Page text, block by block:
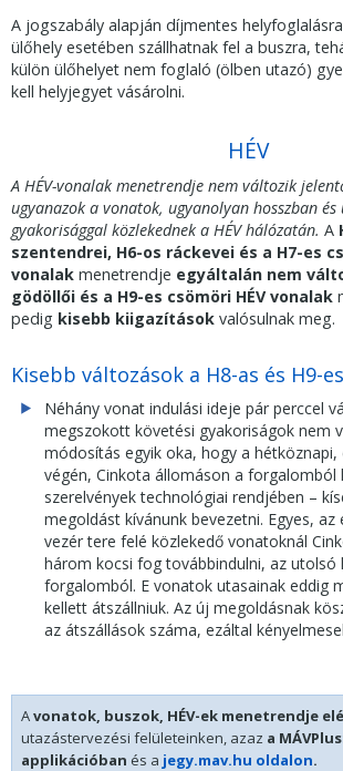
A jogszabály alapján díjmentes
ülőhely esetében szállhatnak fel a buszra,
külön ülőhelyet nem foglaló (ölben utazó)
kell helyjegyet vásárolni.
HÉV
A HÉV-vonalak menetrendje nem változik
ugyanazok a vonatok, ugyanolyan hosszban és
gyakorisággal közlekednek a HÉV hálózatán. A
szentendrei, H6-os ráckevei és a H7-es
vonalak menetrendje egyáltalán nem
gödöllői és a H9-es csömöri HÉV vonalak
pedig kisebb kiigazítások valósulnak meg.
Kisebb változások a H8-as és H9-
Néhány vonat indulási ideje pár perccel
megszokott követési gyakoriságok nem
módosítás egyik oka, hogy a hétköznapi,
végén, Cinkota állomáson a forgalomból
szerelvények technológiai rendjében –
megoldást kívánunk bevezetni. Egyes, az
vezér tere felé közlekedő vonatoknál
három kocsi fog továbbindulni, az utolsó
forgalomból. E vonatok utasainak eddig
kellett átszállniuk. Az új megoldásnak
az átszállások száma, ezáltal
Avonatok, buszok, HÉV-ek menetrendje
utazástervezési felületeinken, azaz a
applikációban és a jegy.mav.hu oldalon.